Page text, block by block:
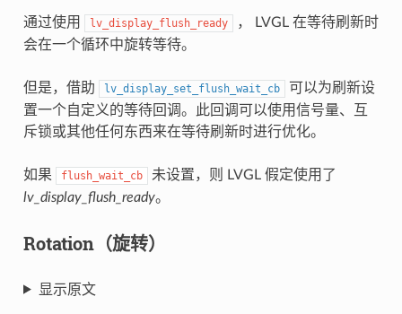
通过使用 lv_display_flush_ready
， LVGL 在等待刷新时
会在一个循环中旋转等待。
但是，借助 lv_display_set_flush_wait_cb
可以为刷新设
置一个自定义的等待回调。此回调可以使用信号量、互
斥锁或其他任何东西来在等待刷新时进行优化。
如果 flush_wait_cb
未设置，则 LVGL 假定使用了
lv_display_flush_ready。
Rotation（旋转）
显示原文